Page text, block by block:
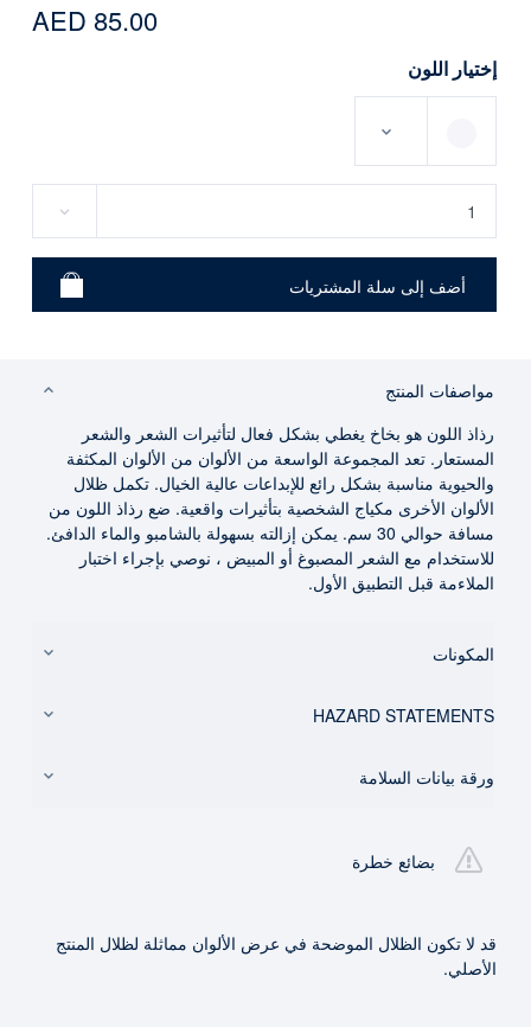
AED 85.00
إختيار اللون
مواصفات المنتج
رذاذ اللون هو بخاخ يغطي بشكل فعال لتأثيرات الشعر والشعر
المستعار. تعد المجموعة الواسعة من الألوان من الألوان المكثفة
والحيوية مناسبة بشكل رائع للإبداعات عالية الخيال. تكمل ظلال
الألوان الأخرى مكياج الشخصية بتأثيرات واقعية. ضع رذاذ اللون من
مسافة حوالي 30 سم. يمكن إزالته بسهولة بالشامبو والماء الدافئ.
للاستخدام مع الشعر المصبوغ أو المبيض ، نوصي بإجراء اختبار
الملاءمة قبل التطبيق الأول.
المكونات
HAZARD STATEMENTS
ورقة بيانات السلامة
بضائع خطرة
قد لا تكون الظلال الموضحة في عرض الألوان مماثلة لظلال المنتج
الأصلي.